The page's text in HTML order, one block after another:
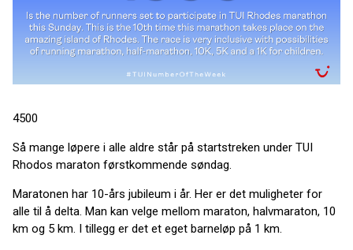
4500
Så mange løpere i alle aldre står på startstreken under TUI
Rhodos maraton førstkommende søndag.
Maratonen har 10-års jubileum i år. Her er det muligheter for
alle til å delta. Man kan velge mellom maraton, halvmaraton, 10
km og 5 km. I tillegg er det et eget barneløp på 1 km.